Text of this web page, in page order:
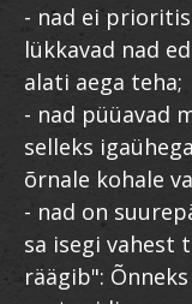
- nad ei
lükkavad nad
alati aega teha;
- nad püüavad
selleks
õrnale kohale
- nad on
sa isegi vahest
räägib":